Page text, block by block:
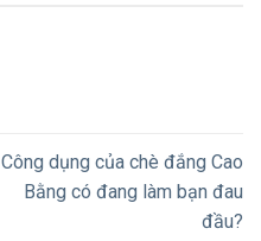
Công dụng của chè đắng Cao
Bằng có đang làm bạn đau
đầu?